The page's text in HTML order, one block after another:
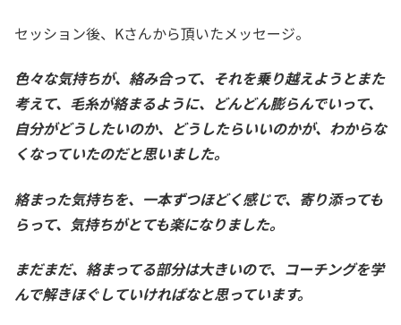
セッション後、Kさんから頂いたメッセージ。
色々な気持ちが、絡み合って、それを乗り越えようとまた
考えて、毛糸が絡まるように、どんどん膨らんでいって、
自分がどうしたいのか、どうしたらいいのかが、わからな
くなっていたのだと思いました。
絡まった気持ちを、一本ずつほどく感じで、寄り添っても
らって、気持ちがとても楽になりました。
まだまだ、絡まってる部分は大きいので、コーチングを学
んで解きほぐしていければなと思っています。